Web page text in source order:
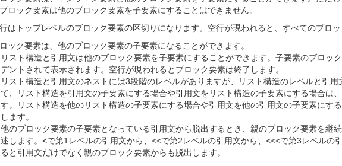
ロック要素は他のブロック要素を子要素にすることはできません。
はトップレベルのブロック要素の区切りになります。空行が現われると、すべてのブロッ
ック要素は、他のブロック要素の子要素になることができます。
リスト構造と引用文は他のブロック要素を子要素にすることができます。子要素のブロッ
デントされて表示されます。空行が現われるとブロック要素は終了します。
リスト構造と引用文のネストには3段階のレベルがありますが、リスト構造のレベルと引
て、リスト構造を引用文の子要素にする場合や引用文をリスト構造の子要素にする場合は
す。リスト構造を他のリスト構造の子要素にする場合や引用文を他の引用文の子要素にす
します。
他のブロック要素の子要素となっている引用文から脱出するとき、親のブロック要素を継
述します。<で第1レベルの引用文から、<<で第2レベルの引用文から、<<<で第3レベルの
ると引用文だけでなく親のブロック要素からも脱出します。